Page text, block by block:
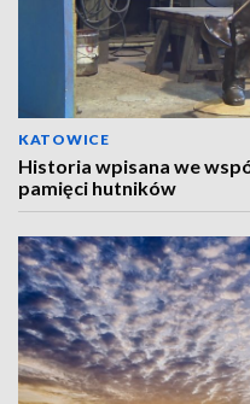
KATOWICE
Historia wpisana we
pamięci hutników